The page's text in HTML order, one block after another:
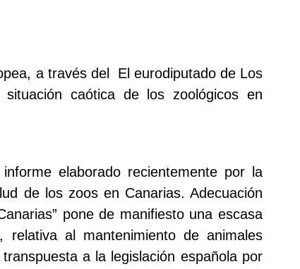
a través del El eurodiputado de Los
caótica de los zoológicos en
elaborado recientemente por la
de los zoos en Canarias. Adecuación
pone de manifiesto una escasa
relativa al mantenimiento de animales
a la legislación española por